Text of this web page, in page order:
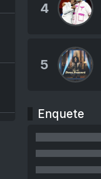
4
5
Enquete